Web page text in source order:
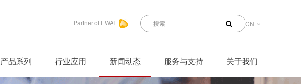
Partner of EWAI CN
产品系列 行业应用 新闻动态 服务与支持 关于我们